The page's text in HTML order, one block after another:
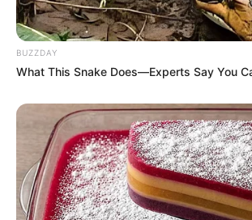
BUZZDAY
What This Snake Does—Experts Say You